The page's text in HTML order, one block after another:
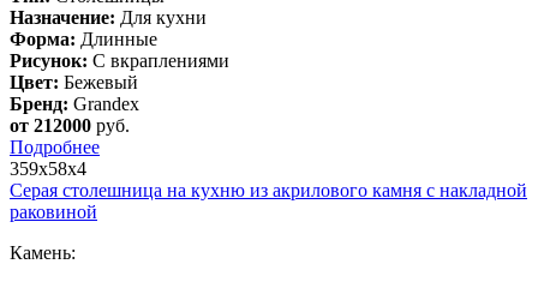
Назначение: Для кухни
Форма: Длинные
Рисунок: С вкраплениями
Цвет: Бежевый
Бренд: Grandex
от 212000 руб.
Подробнее
359х58х4
Серая столешница на кухню из акрилового камня с накладной
раковиной
Камень: